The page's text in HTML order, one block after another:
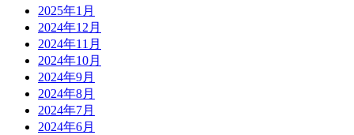
2025年1月
2024年12月
2024年11月
2024年10月
2024年9月
2024年8月
2024年7月
2024年6月